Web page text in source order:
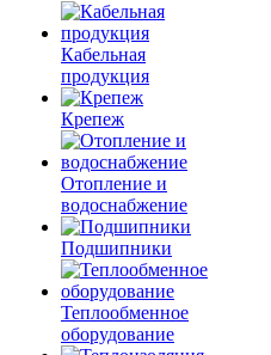
Кабельная
продукция
Крепеж
Отопление и
водоснабжение
Подшипники
Теплообменное
оборудование